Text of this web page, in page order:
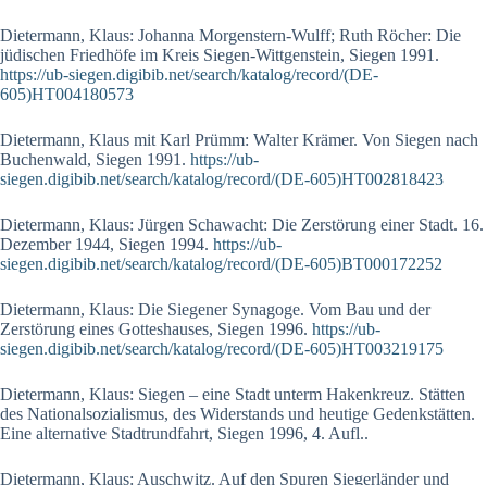
Dietermann, Klaus: Johanna Morgenstern-Wulff; Ruth Röcher: Die
jüdischen Friedhöfe im Kreis Siegen-Wittgenstein, Siegen 1991.
https://ub-siegen.digibib.net/search/katalog/record/(DE-
605)HT004180573
Dietermann, Klaus mit Karl Prümm: Walter Krämer. Von Siegen nach
Buchenwald, Siegen 1991. https://ub-
siegen.digibib.net/search/katalog/record/(DE-605)HT002818423
Dietermann, Klaus: Jürgen Schawacht: Die Zerstörung einer Stadt. 16.
Dezember 1944, Siegen 1994. https://ub-
siegen.digibib.net/search/katalog/record/(DE-605)BT000172252
Dietermann, Klaus: Die Siegener Synagoge. Vom Bau und der
Zerstörung eines Gotteshauses, Siegen 1996. https://ub-
siegen.digibib.net/search/katalog/record/(DE-605)HT003219175
Dietermann, Klaus: Siegen – eine Stadt unterm Hakenkreuz. Stätten
des Nationalsozialismus, des Widerstands und heutige Gedenkstätten.
Eine alternative Stadtrundfahrt, Siegen 1996, 4. Aufl..
Dietermann, Klaus: Auschwitz. Auf den Spuren Siegerländer und